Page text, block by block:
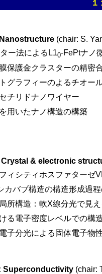
(chair: S.
ー法によるL10-FePtナノ
保護金クラスターの精密
グラフィーのよるチオー
チリドナノワイヤー
用いたナノ構造の構築
& electronic
ィシティホスファターゼ
カバブ構造の構造形成過
所構造：軟X線分光で見
る電子密度レベルでの構
子分光による固体電子物
Superconductivity (chair: